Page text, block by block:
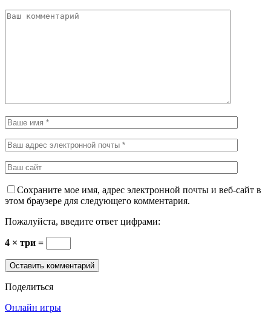
Сохраните мое имя, адрес электронной почты и веб-сайт в
этом браузере для следующего комментария.
Пожалуйста, введите ответ цифрами:
4 × три =
Поделиться
Онлайн игры